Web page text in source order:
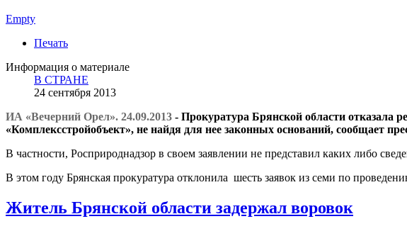
Empty
Печать
Информация о материале
В СТРАНЕ
24 сентября 2013
ИА «Вечерний Орел». 24.09.2013 - Прокуратура Брянской области отказала
«Комплексстройобъект», не найдя для нее законных оснований, сообщает
В частности, Росприроднадзор в своем заявлении не представил каких либо
В этом году Брянская прокуратура отклонила шесть заявок из семи по
Житель Брянской области задержал воровок